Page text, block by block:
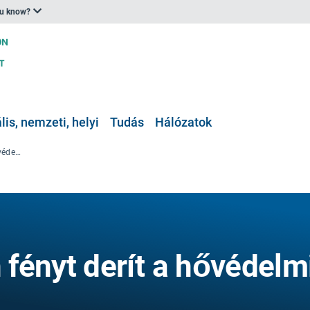
know?
nemzeti, helyi Tudás Hálózatok
A német magazin fényt derít a hővédelmi akciótervekre
derít a